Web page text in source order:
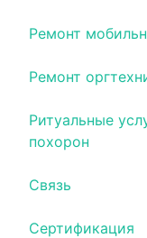
Ремонт
Ремонт
Ритуальные
похорон
Связь
Сертификация